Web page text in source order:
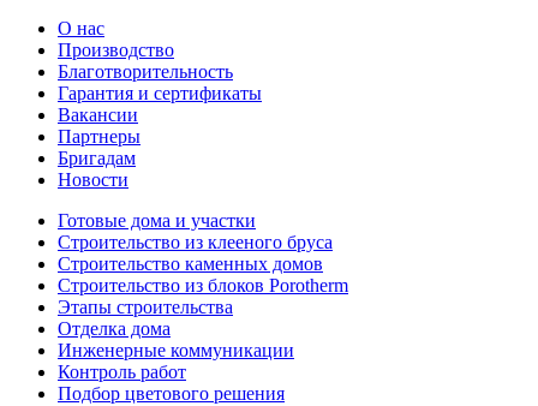
О нас
Производство
Благотворительность
Гарантия и сертификаты
Вакансии
Партнеры
Бригадам
Новости
Готовые дома и участки
Строительство из клееного бруса
Строительство каменных домов
Строительство из блоков Porotherm
Этапы строительства
Отделка дома
Инженерные коммуникации
Контроль работ
Подбор цветового решения